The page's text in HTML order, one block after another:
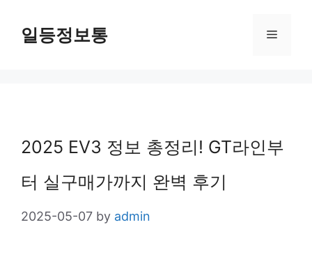
일등정보통 Menu
2025 EV3 정보 총정리! GT라인부
터 실구매가까지 완벽 후기
2025-05-07 by admin